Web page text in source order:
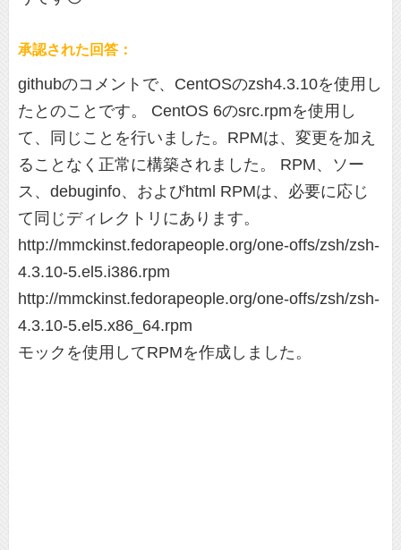
承認された回答：
githubのコメントで、CentOSのzsh4.3.10を使用し
たとのことです。 CentOS 6のsrc.rpmを使用し
て、同じことを行いました。RPMは、変更を加え
ることなく正常に構築されました。 RPM、ソー
ス、debuginfo、およびhtml RPMは、必要に応じ
て同じディレクトリにあります。
http://mmckinst.fedorapeople.org/one-offs/zsh/zsh-
4.3.10-5.el5.i386.rpm
http://mmckinst.fedorapeople.org/one-offs/zsh/zsh-
4.3.10-5.el5.x86_64.rpm
モックを使用してRPMを作成しました。